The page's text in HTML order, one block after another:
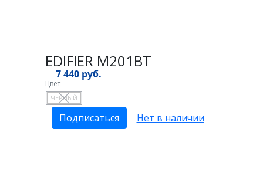
EDIFIER M201BT
7 440 руб.
Цвет
ЧЕРНЫЙ
Подписаться Нет в наличии